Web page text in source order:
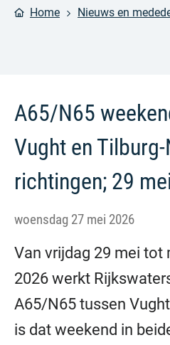
Home Nieuws en
A65/N65
Vught en
richtingen; 29
woensdag 27 mei 2026
Van vrijdag 29 mei tot
2026 werkt
A65/N65 tussen
is dat weekend in